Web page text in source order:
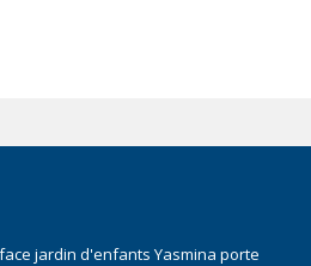
jardin d'enfants Yasmina porte